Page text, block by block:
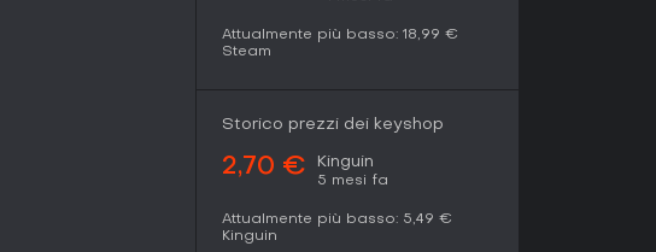
Attualmente più basso: 18,99 €
Steam
Storico prezzi dei keyshop
2,70 € Kinguin
5 mesi fa
Attualmente più basso: 5,49 €
Kinguin